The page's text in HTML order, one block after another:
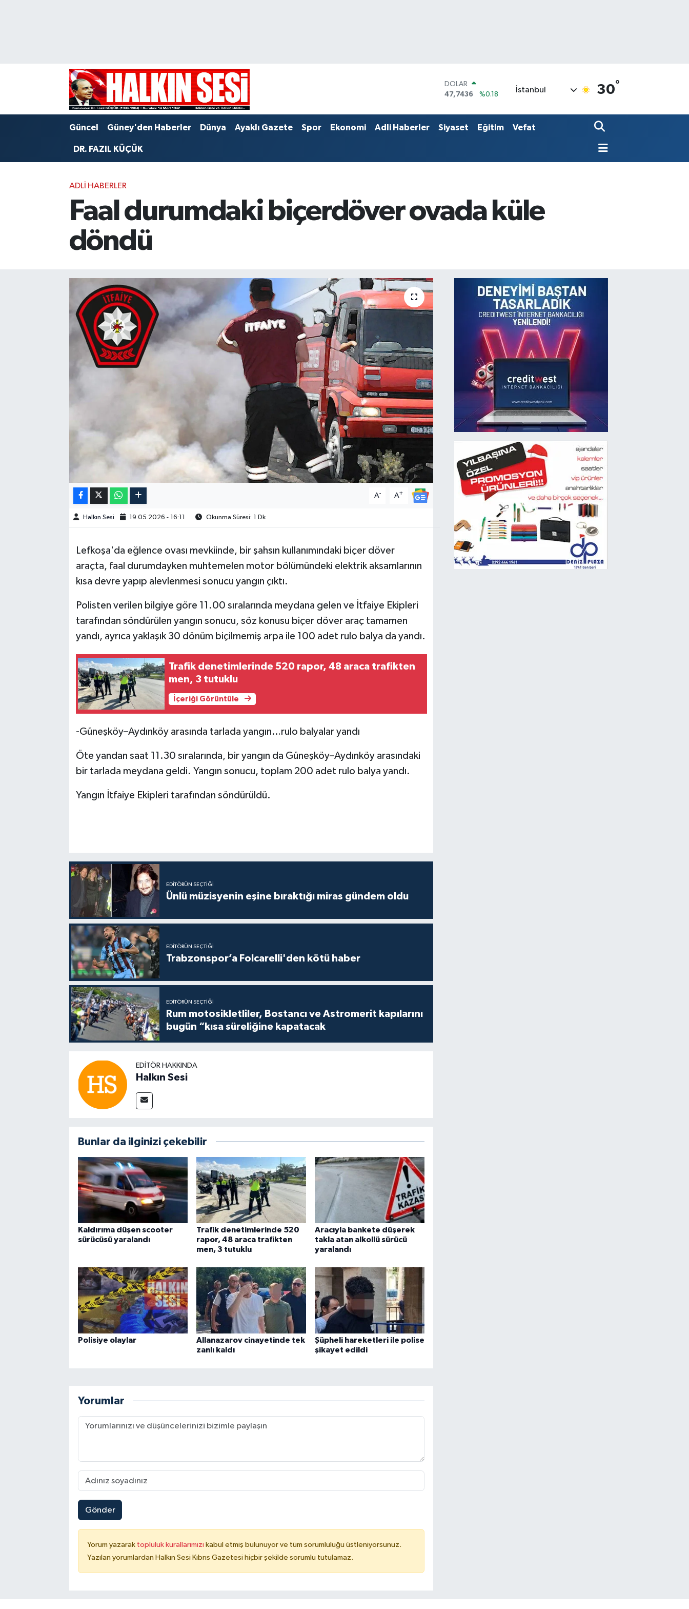
DOLAR
47,7436
%0.18
55,2510
%0.32
STERLİN
İstanbul 30°
Güncel Güney'den Haberler Dünya Ayaklı Gazete Spor Ekonomi Adli Haberler Siyaset Eğitim Vefat
DR. FAZIL KÜÇÜK
ADLI HABERLER
Faal durumdaki biçerdöver ovada küle
döndü
A- A+
Halkın Sesi 19.05.2026 - 16:11 Okunma Süresi: 1 Dk
Lefkoşa'da eğlence ovası mevkiinde, bir şahsın kullanımındaki biçer döver
araçta, faal durumdayken muhtemelen motor bölümündeki elektrik aksamlarının
kısa devre yapıp alevlenmesi sonucu yangın çıktı.
Polisten verilen bilgiye göre 11.00 sıralarında meydana gelen ve İtfaiye Ekipleri
tarafından söndürülen yangın sonucu, söz konusu biçer döver araç tamamen
yandı, ayrıca yaklaşık 30 dönüm biçilmemiş arpa ile 100 adet rulo balya da yandı.
Trafik denetimlerinde 520 rapor, 48 araca trafikten
men, 3 tutuklu
İçeriği Görüntüle
-Güneşköy–Aydınköy arasında tarlada yangın…rulo balyalar yandı
Öte yandan saat 11.30 sıralarında, bir yangın da Güneşköy–Aydınköy arasındaki
bir tarlada meydana geldi. Yangın sonucu, toplam 200 adet rulo balya yandı.
Yangın İtfaiye Ekipleri tarafından söndürüldü.
EDITÖRÜN SEÇTIĞI
Ünlü müzisyenin eşine bıraktığı miras gündem oldu
EDITÖRÜN SEÇTIĞI
Trabzonspor’a Folcarelli'den kötü haber
EDITÖRÜN SEÇTIĞI
Rum motosikletliler, Bostancı ve Astromerit kapılarını
bugün “kısa süreliğine kapatacak
EDITÖR HAKKINDA
Halkın Sesi
Bunlar da ilginizi çekebilir
Kaldırıma düşen scooter
sürücüsü yaralandı
Trafik denetimlerinde 520
rapor, 48 araca trafikten
men, 3 tutuklu
Aracıyla bankete düşerek
takla atan alkollü sürücü
yaralandı
Polisiye olaylar
Allanazarov cinayetinde tek
zanlı kaldı
Şüpheli hareketleri ile polise
şikayet edildi
Yorumlar
Gönder
Yorum yazarak topluluk kurallarımızı kabul etmiş bulunuyor ve tüm sorumluluğu üstleniyorsunuz.
Yazılan yorumlardan Halkın Sesi Kıbrıs Gazetesi hiçbir şekilde sorumlu tutulamaz.
Trafik Durumu
Puan Durumu ve Fikstür